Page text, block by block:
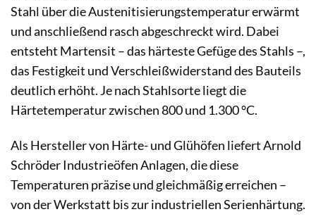
Stahl über die Austenitisierungstemperatur erwärmt
und anschließend rasch abgeschreckt wird. Dabei
entsteht Martensit – das härteste Gefüge des Stahls –,
das Festigkeit und Verschleißwiderstand des Bauteils
deutlich erhöht. Je nach Stahlsorte liegt die
Härtetemperatur zwischen 800 und 1.300 °C.
Als Hersteller von Härte- und Glühöfen liefert Arnold
Schröder Industrieöfen Anlagen, die diese
Temperaturen präzise und gleichmäßig erreichen –
von der Werkstatt bis zur industriellen Serienhärtung.